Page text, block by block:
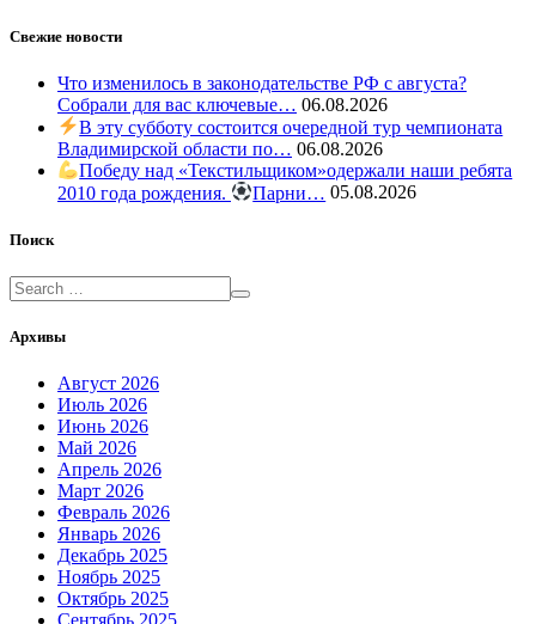
Свежие новости
Что изменилось в законодательстве РФ с августа?
Собрали для вас ключевые… 06.08.2026
В эту субботу состоится очередной тур чемпионата
Владимирской области по… 06.08.2026
Победу над «Текстильщиком»одержали наши ребята
2010 года рождения.
Парни… 05.08.2026
Поиск
Архивы
Август 2026
Июль 2026
Июнь 2026
Май 2026
Апрель 2026
Март 2026
Февраль 2026
Январь 2026
Декабрь 2025
Ноябрь 2025
Октябрь 2025